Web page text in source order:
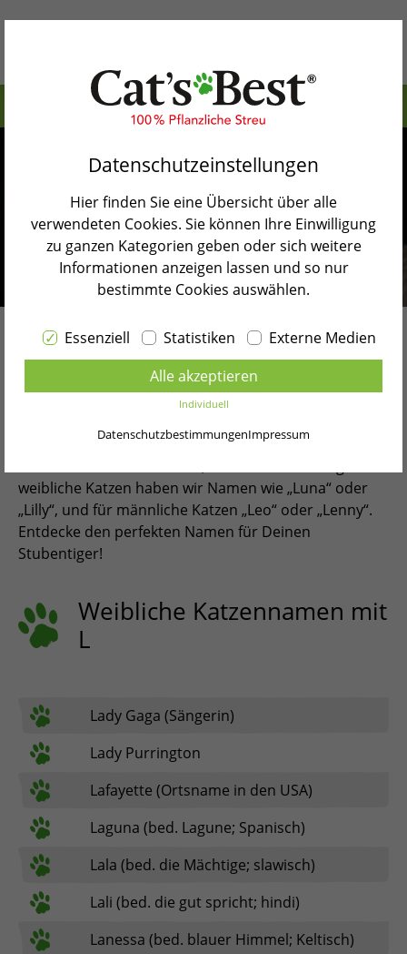
Warum Cat’s Best
Unsere Produkte
Katzenblog
Shopsuche
Sprache wählen
PORTUGUÊS
FRANÇAIS
ITALIANO
POLSKI
ESPAÑOL
简体中文
日本語
ČEŠTINA
ESPAÑOL, MÉXICO
EESTI
Katzennamenmit L
Buchstaben L. Egal, ob Du einen weiblichen oder
weibliche Katzen haben wir Namen wie „Luna“ oder
„Lilly“, und für männliche Katzen „Leo“ oder „Lenny“.
Entdecke den perfekten Namen für Deinen
Stubentiger!
Weibliche Katzennamen mit
L
Lady Gaga (Sängerin)
Lady Purrington
Lafayette (Ortsname in den USA)
Laguna (bed. Lagune; Spanisch)
Lala (bed. die Mächtige; slawisch)
Lali (bed. die gut spricht; hindi)
Lanessa (bed. blauer Himmel; Keltisch)
Inhaltsverzeichnis>
Alle Katzennamen in unserem Katzennamen-
Alphabet
Zurück zur Blogübersicht
Datenschutzeinstellungen
Hier finden Sie eine Übersicht über alle
verwendeten Cookies. Sie können Ihre Einwilligung
zu ganzen Kategorien geben oder sich weitere
Informationen anzeigen lassen und so nur
bestimmte Cookies auswählen.
Essenziell Statistiken
Externe Medien
Alle akzeptieren
Individuell
DatenschutzbestimmungenImpressum